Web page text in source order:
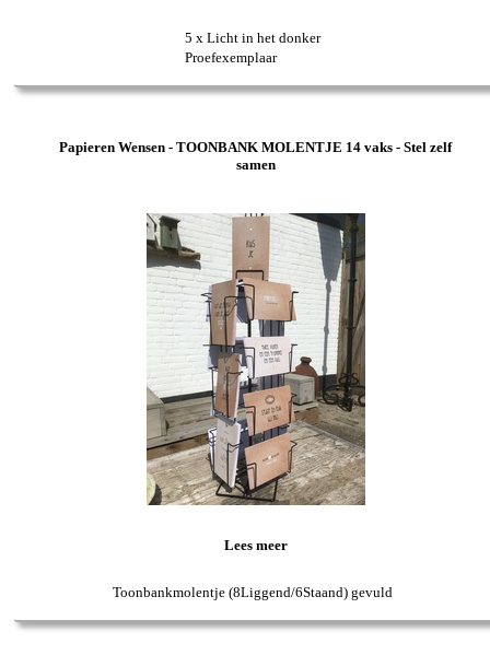
5 x Licht in het donker
Proefexemplaar
Papieren Wensen - TOONBANK MOLENTJE 14 vaks - Stel zelf
samen
Lees meer
Toonbankmolentje (8Liggend/6Staand) gevuld